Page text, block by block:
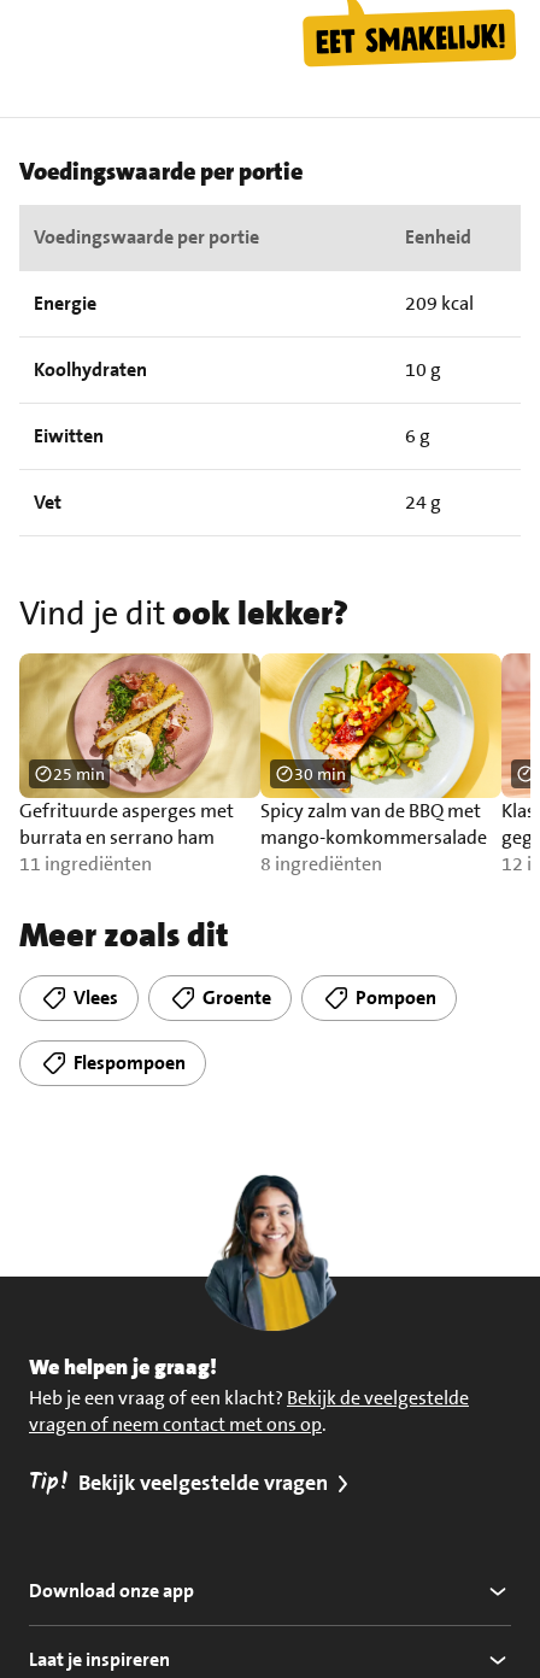
Voedingswaarde per portie
Voedingswaarde per portie Eenheid
Energie 209 kcal
Koolhydraten 10 g
Eiwitten 6 g
Vet 24 g
Vind je ditook lekker?
Gefrituurde asperges met
burrata en serrano ham
11 ingrediënten
25 min
Spicy zalm van de BBQ met
mango-komkommersalade
8 ingrediënten
30 min
12
Meer zoals dit
Vlees Groente Pompoen
Flespompoen
We helpen je graag!
Heb je een vraag of een klacht? Bekijk de veelgestelde
vragen of neem contact met ons op.
Tip! Bekijk veelgestelde vragen
Download onze app
Laat je inspireren